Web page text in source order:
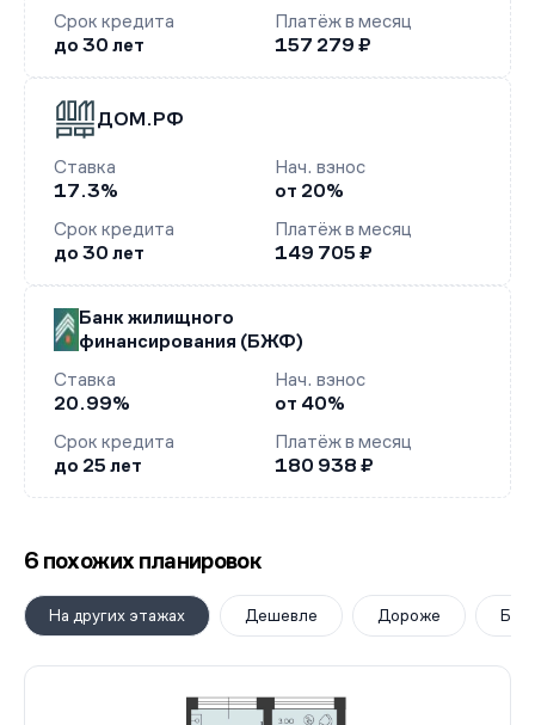
Срок кредита
до 30 лет
Платёж в месяц
157 279 ₽
ДОМ.РФ
Ставка
17.3%
Нач. взнос
от 20%
Срок кредита
до 30 лет
Платёж в месяц
149 705 ₽
Банк жилищного
финансирования (БЖФ)
Ставка
20.99%
Нач. взнос
от 40%
Срок кредита
до 25 лет
Платёж в месяц
180 938 ₽
6 похожих планировок
На других этажах Дешевле Дороже